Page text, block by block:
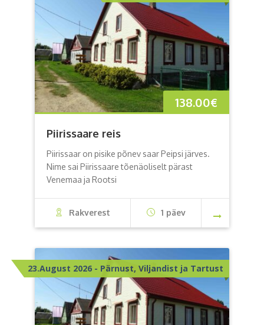
138.00€
Piirissaare reis
Piirissaar on pisike põnev saar Peipsi järves.
Nime sai Piirissaare tõenäoliselt pärast
Venemaa ja Rootsi
Rakverest 1 päev
23.August 2026 - Pärnust, Viljandist ja Tartust